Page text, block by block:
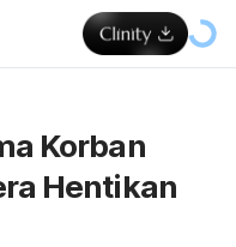
Korban
Hentikan